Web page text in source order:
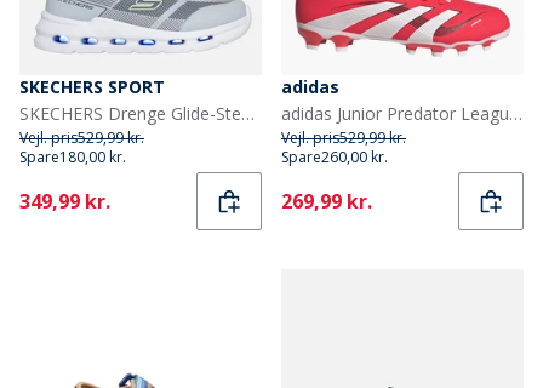
SKECHERS SPORT
SKECHERS Drenge Glide-Step Lys Sneakers Gray
Vejl. pris529,99 kr.
Spare180,00 kr.
Current
349,99 kr.
adidas
adidas Junior Predator League Pure Victory Pakke MG Multi Ground Fodboldstøvler Lucid Red/Cloud White/Core Black
Vejl. pris529,99 kr.
Spare260,00 kr.
Current
269,99 kr.